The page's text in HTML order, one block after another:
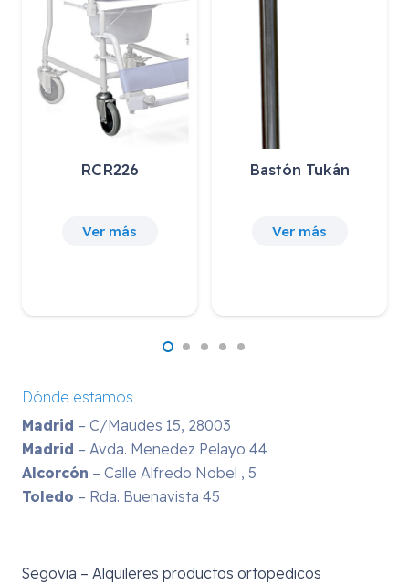
RCR226
Ver más
Bastón Tukán
Ver más
Dónde estamos
Madrid – C/Maudes 15, 28003
Madrid – Avda. Menedez Pelayo 44
Alcorcón – Calle Alfredo Nobel , 5
Toledo – Rda. Buenavista 45
Segovia – Alquileres productos ortopedicos